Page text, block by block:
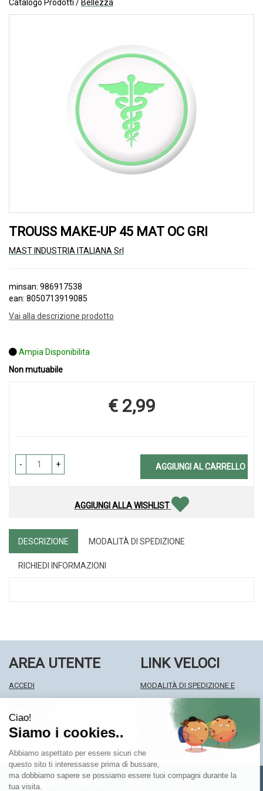
Catalogo Prodotti / Bellezza
TROUSS MAKE-UP 45 MAT OC GRI
MAST INDUSTRIA ITALIANA Srl
minsan: 986917538
ean: 8050713919085
Vai alla descrizione prodotto
Ampia Disponibilita
Non mutuabile
Prezzo
€ 2,99
- + AGGIUNGI AL CARRELLO
AGGIUNGI ALLA WISHLIST
DESCRIZIONE MODALITÀ DI SPEDIZIONE
RICHIEDI INFORMAZIONI
AREA UTENTE
ACCEDI
WISHLIST
ISCRIZIONE ALLA NEWSLETTER
LINK VELOCI
MODALITÀ DI SPEDIZIONE E
MODALITÀ DI PAGAMENTO
INFORMATIVA PRIVACY
CONDIZIONI DI VENDITA
Farmacia Centrale Srl